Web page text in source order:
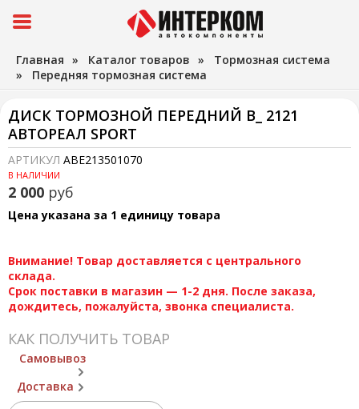
Главная » Каталог товаров » Тормозная система
» Передняя тормозная система
ДИСК ТОРМОЗНОЙ ПЕРЕДНИЙ В_ 2121
АВТОРЕАЛ SPORT
АРТИКУЛ ABE213501070
В НАЛИЧИИ
2 000 руб
Цена указана за 1 единицу товара
Внимание! Товар доставляется с центрального
склада.
Срок поставки в магазин — 1-2 дня. После заказа,
дождитесь, пожалуйста, звонка специалиста.
КАК ПОЛУЧИТЬ ТОВАР
Самовывоз
Доставка